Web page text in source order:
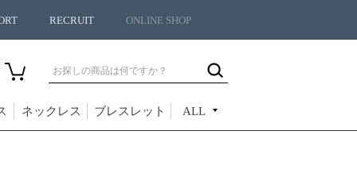
RECRUIT ONLINE SHOP
ネックレス ブレスレット ALL